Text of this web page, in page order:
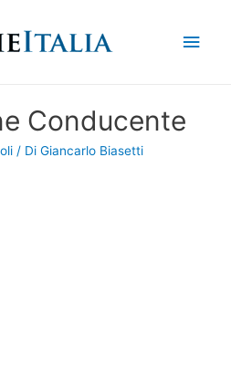
Conducente
/ Di Giancarlo Biasetti